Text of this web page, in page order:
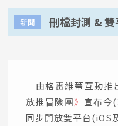
新聞 刪檔封測 &
由格雷維蒂互動推
放推冒險團》 宣布今
同步開放雙平台(iOS